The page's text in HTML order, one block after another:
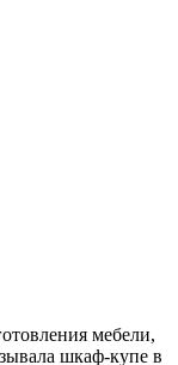
мебели,
шкаф-купе в